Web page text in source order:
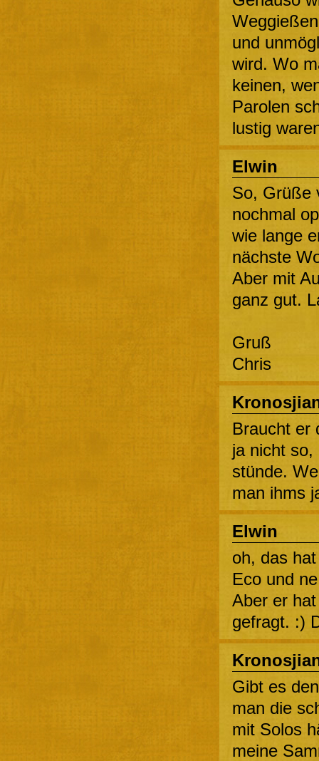
und
wird. Wo
keinen,
Parolen
lustig
Elwin
So, Grüße
nochmal
wie lange
nächste
Aber mit
ganz gut.
Gruß
Chris
Braucht er
ja nicht so,
stünde.
man ihms
Elwin
oh, das
Eco und
Aber er
gefragt. :)
Gibt es
man die
mit Solos
meine